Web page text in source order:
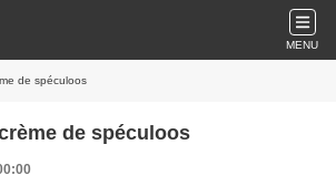
MENU
de spéculoos
de spéculoos